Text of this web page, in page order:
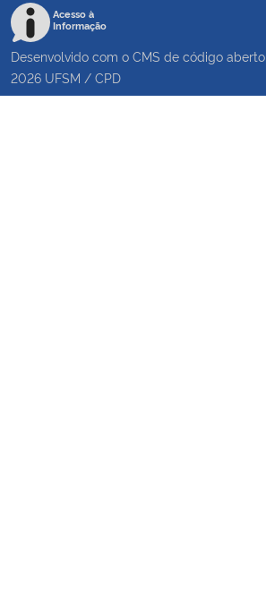
Acesso à
Informação
Desenvolvido com o CMS de código aberto
2026 UFSM / CPD